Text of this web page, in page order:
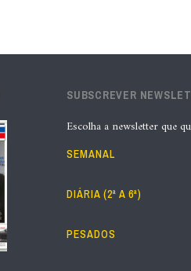
SUBSCREVER
Escolha a newsletter que
SEMANAL
DIÁRIA (2ª A 6ª)
PESADOS